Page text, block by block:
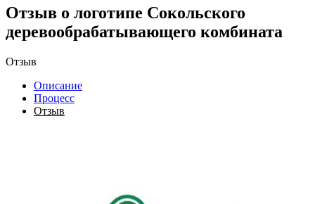
Отзыв о логотипе Сокольского
деревообрабатывающего комбината
Отзыв
Описание
Процесс
Отзыв